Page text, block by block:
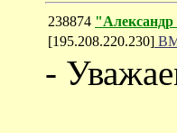
238874 "Александр
[195.208.220.230]
-